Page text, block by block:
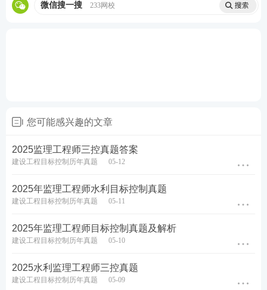
2021年监理工程师考试《建设工程目标控制（交通运
233网校提供监理考后真题直播，5月17日18:30起，
233网校老师将带大家解读2025年监理真题，建议大
家持续保持关注！
微信搜一搜 233网校
您可能感兴趣的文章
2025监理工程师三控真题答案
建设工程目标控制历年真题 05-12
2025年监理工程师水利目标控制真题
建设工程目标控制历年真题 05-11
2025年监理工程师目标控制真题及解析
建设工程目标控制历年真题 05-10
2025水利监理工程师三控真题
建设工程目标控制历年真题 05-09